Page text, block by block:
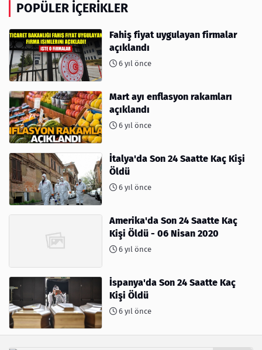
POPÜLER İÇERIKLER
Fahiş fiyat uygulayan firmalar
açıklandı
6 yıl önce
Mart ayı enflasyon rakamları
açıklandı
6 yıl önce
İtalya'da Son 24 Saatte Kaç Kişi
Öldü
6 yıl önce
Amerika'da Son 24 Saatte Kaç
Kişi Öldü - 06 Nisan 2020
6 yıl önce
İspanya'da Son 24 Saatte Kaç
Kişi Öldü
6 yıl önce